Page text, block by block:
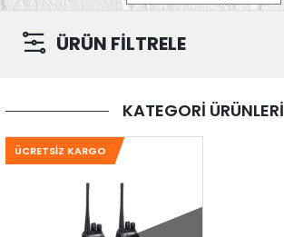
ÜRÜN FİLTRELE
KATEGORİ ÜRÜNLERİ
ÜCRETSIZ KARGO